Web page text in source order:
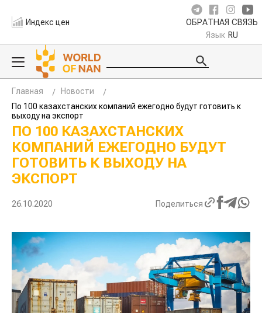
Индекс цен ОБРАТНАЯ СВЯЗЬ
Язык RU
Главная
Новости
По 100 казахстанских компаний ежегодно будут готовить к
выходу на экспорт
ПО 100 КАЗАХСТАНСКИХ
КОМПАНИЙ ЕЖЕГОДНО БУДУТ
ГОТОВИТЬ К ВЫХОДУ НА
ЭКСПОРТ
26.10.2020 Поделиться